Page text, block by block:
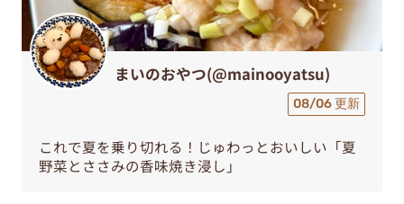
まいのおやつ(@mainooyatsu)
08/06 更新
これで夏を乗り切れる！じゅわっとおいしい「夏
野菜とささみの香味焼き浸し」